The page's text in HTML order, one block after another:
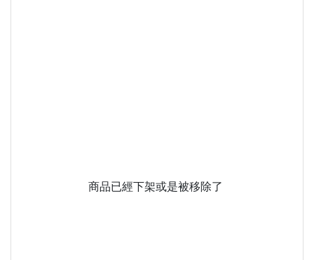
商品已經下架或是被移除了